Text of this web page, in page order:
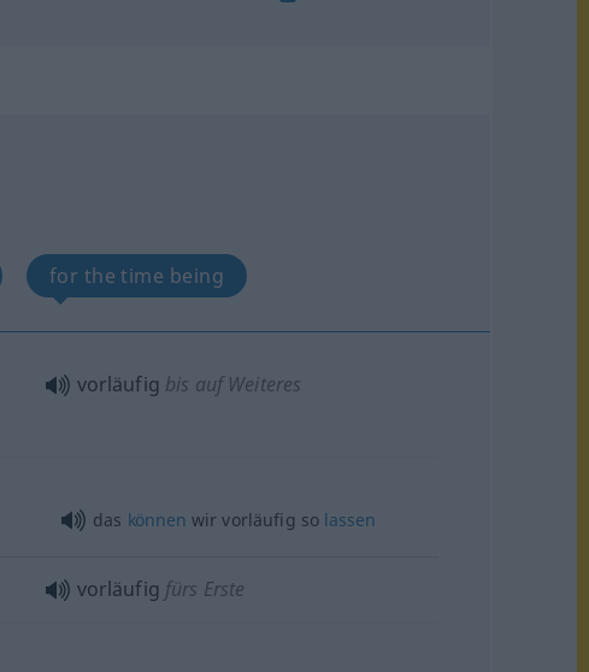
for the time being
vorläufig bis auf Weiteres
das können wir vorläufig so lassen
vorläufig fürs Erste